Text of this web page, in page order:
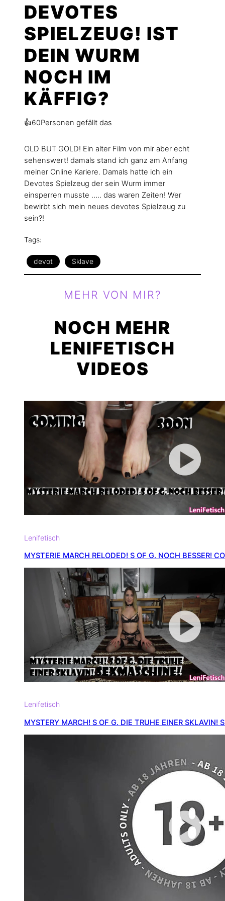
DEVOTES
SPIELZEUG! IST
DEIN WURM
NOCH IM
KÄFFIG?
👍60Personen gefällt das
OLD BUT GOLD! Ein alter Film von mir aber echt
sehenswert! damals stand ich ganz am Anfang
meiner Online Kariere. Damals hatte ich ein
Devotes Spielzeug der sein Wurm immer
einsperren musste ….. das waren Zeiten! Wer
bewirbt sich mein neues devotes Spielzeug zu
sein?!
Tags:
devot Sklave
MEHR VON MIR?
NOCH MEHR
LENIFETISCH
VIDEOS
Lenifetisch
MYSTERIE MARCH RELODED! S OF G. NOCH BESSER!
Lenifetisch
MYSTERY MARCH! S OF G. DIE TRUHE EINER SKLAVIN!